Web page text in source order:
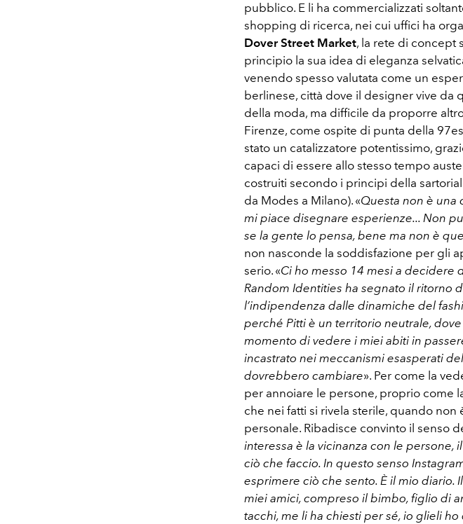
pubblico. E li ha commercializzati
shopping di ricerca, nei cui uffici ha
Dover Street Market, la rete di concept
principio la sua idea di eleganza
venendo spesso valutata come un
berlinese, città dove il designer vive
della moda, ma difficile da proporre
Firenze, come ospite di punta della
stato un catalizzatore potentissimo,
capaci di essere allo stesso tempo
costruiti secondo i principi della
da Modes a Milano). «Questa non è una
mi piace disegnare esperienze... Non
se la gente lo pensa, bene ma non è
non nasconde la soddisfazione per gli
serio. «Ci ho messo 14 mesi a decidere
Random Identities ha segnato il ritorno
l’indipendenza dalle dinamiche del
perché Pitti è un territorio neutrale,
momento di vedere i miei abiti in
incastrato nei meccanismi esasperati
dovrebbero cambiare». Per come la
per annoiare le persone, proprio come
che nei fatti si rivela sterile, quando
personale. Ribadisce convinto il senso
interessa è la vicinanza con le
ciò che faccio. In questo senso
esprimere ciò che sento. È il mio diario.
miei amici, compreso il bimbo, figlio di
tacchi, me li ha chiesti per sé, io glieli